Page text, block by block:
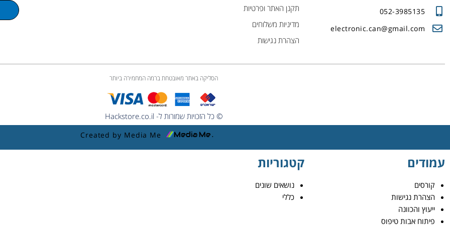
052-3985135
electronic.can@gmail.com
תקנן האתר ופרטיות
מדיניות משלוחים
הצהרת נגישות
הסליקה באתר מאובטחת ברמה המחמירה ביותר
© כל הזכויות שמורות ל- Hackstore.co.il
Created by Media Me
עמודים
קורסים
הצהרת נגישות
ייעוץ והכוונה
פיתוח אבות טיפוס
קטגוריות
נושאים שונים
כללי